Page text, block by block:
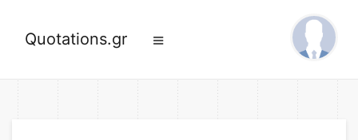
Quotations.gr